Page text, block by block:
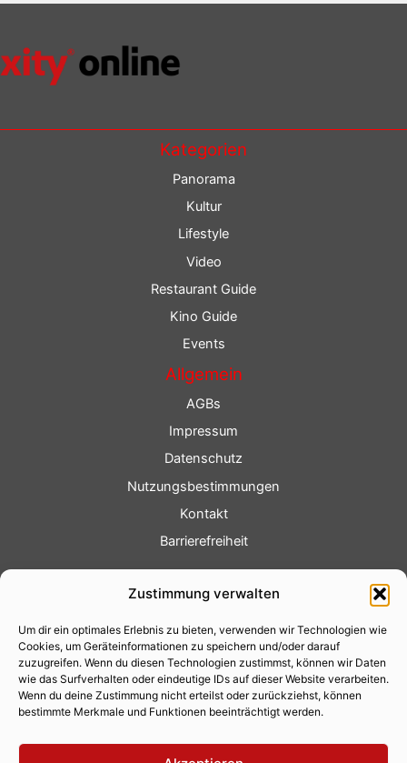
Zustimmung verwalten
Um dir ein optimales Erlebnis zu bieten, verwenden wir Technologien wie
Cookies, um Geräteinformationen zu speichern und/oder darauf
zuzugreifen. Wenn du diesen Technologien zustimmst, können wir Daten
wie das Surfverhalten oder eindeutige IDs auf dieser Website verarbeiten.
Wenn du deine Zustimmung nicht erteilst oder zurückziehst, können
bestimmte Merkmale und Funktionen beeinträchtigt werden.
Kategorien
Panorama
Kultur
Lifestyle
Video
Restaurant Guide
Kino Guide
Events
Allgemein
AGBs
Impressum
Datenschutz
Nutzungsbestimmungen
Kontakt
Barrierefreiheit
Fotoservice
Videoservice
Werbung
Contenterstellung
Lokalnachrichten
Lokalfernsehen